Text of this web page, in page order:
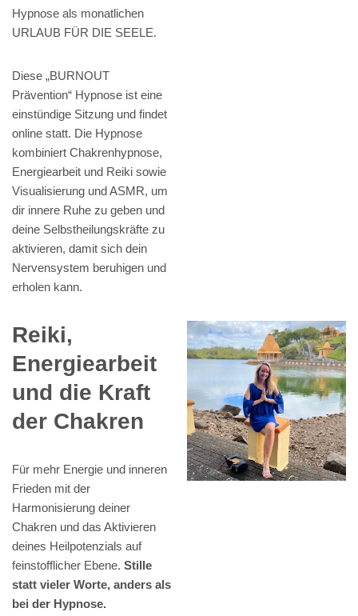
Hypnose als monatlichen
URLAUB FÜR DIE SEELE.
Diese „BURNOUT
Prävention“ Hypnose ist eine
einstündige Sitzung und findet
online statt. Die Hypnose
kombiniert Chakrenhypnose,
Energiearbeit und Reiki sowie
Visualisierung und ASMR, um
dir innere Ruhe zu geben und
deine Selbstheilungskräfte zu
aktivieren, damit sich dein
Nervensystem beruhigen und
erholen kann.
Reiki,
Energiearbeit
und die Kraft
der Chakren
Für mehr Energie und inneren
Frieden mit der
Harmonisierung deiner
Chakren und das Aktivieren
deines Heilpotenzials auf
feinstofflicher Ebene. Stille
statt vieler Worte, anders als
bei der Hypnose.